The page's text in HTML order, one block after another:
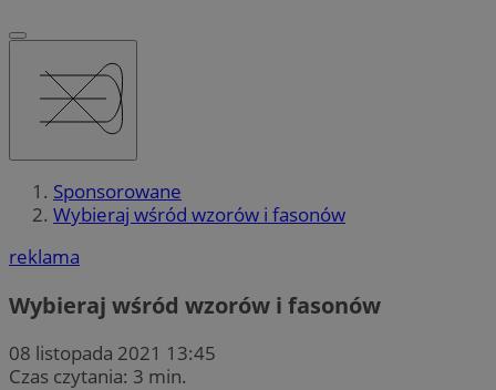
Sponsorowane
Wybieraj wśród wzorów i fasonów
reklama
Wybieraj wśród wzorów i fasonów
08 listopada 2021 13:45
Czas czytania: 3 min.